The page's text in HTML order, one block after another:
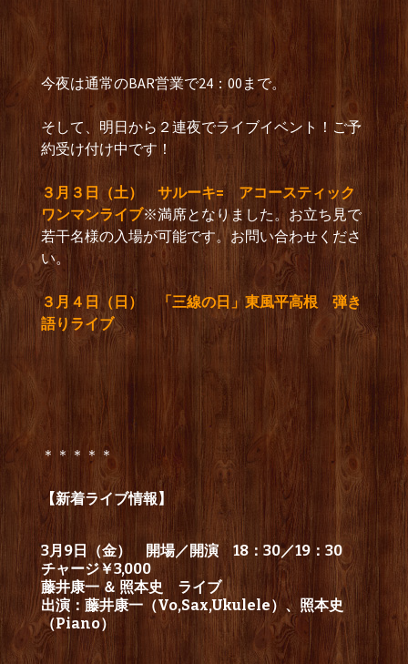
今夜は通常のBAR営業で24：00まで。
そして、明日から２連夜でライブイベント！ご予
約受け付け中です！
３月３日（土） サルーキ= アコースティック
ワンマンライブ※満席となりました。お立ち見で
若干名様の入場が可能です。お問い合わせくださ
い。
３月４日（日） 「三線の日」東風平高根 弾き
語りライブ
＊＊＊＊＊
【新着ライブ情報】
3月9日（金） 開場／開演 18：30／19：30
チャージ￥3,000
藤井康一 ＆ 照本史 ライブ
出演：藤井康一（Vo,Sax,Ukulele）、照本史
（Piano）